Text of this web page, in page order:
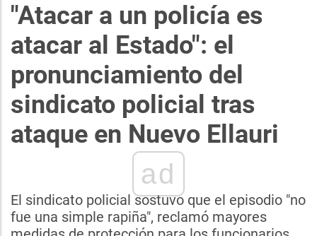
"Atacar a un policía es
atacar al Estado": el
pronunciamiento del
sindicato policial tras
ataque en Nuevo Ellauri
ad
El sindicato policial sostuvo que el episodio "no
fue una simple rapiña", reclamó mayores